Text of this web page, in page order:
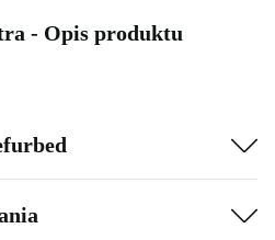
- Opis produktu